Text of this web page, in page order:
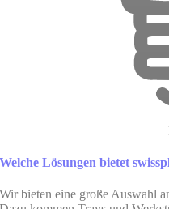
Welche Lösungen bietet
Wir bieten eine große Auswahl